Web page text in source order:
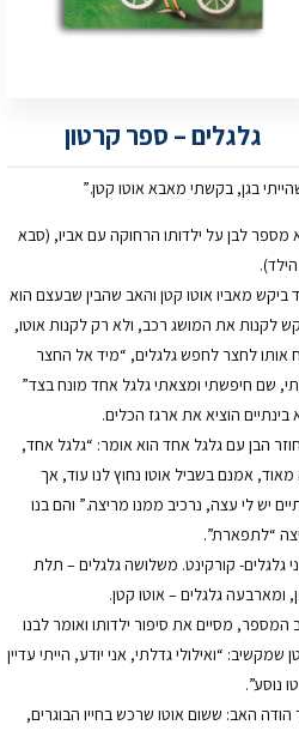
גלגלים – ספר קרטון
בגן, בקשתי מאבא אוטו קטן.”
מספר לבן על ילדותו הרחוקה עם אביו, (סבא
ביקש מאביו אוטו קטן והאב שהבין שבעצם הוא
לקנות את המושג רכב, ולא רק לקנות אוטו,
אותו לחצר לחפש גלגלים, “מיד אל החצר
שם חיפשתי ומצאתי גלגל אחד מונח בצד”
בינתיים הוציא את ארגז הכלים.
הבן עם גלגל אחד הוא אומר: “גלגל אחד,
מאוד, אמנם בשביל אוטו נחוץ לנו עוד, אך
יש לי עצה, נרכיב ממנו מריצה.” והם בנו
“לתפארת”.
גלגלים- קורקינט. משלושה גלגלים – תלת
ומארבעה גלגלים – אוטו קטן.
המספר, מסיים את סיפור ילדותו ואומר לבנו
שמקשיב: “ואילולי גדלתי, אני יודע, הייתי עדיין
נוסע”.
הודה האב: ששום אוטו שרכש בחייו הבוגרים,